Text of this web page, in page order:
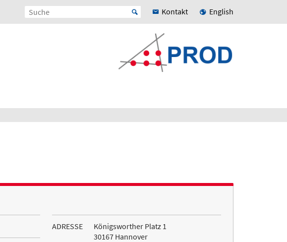
Kontakt English
ADRESSE
Königsworther Platz 1
30167 Hannover